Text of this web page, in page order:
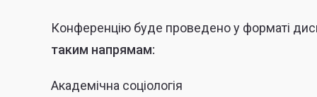
Конференцію буде проведено у форматі
таким напрямам:
Академічна соціологія